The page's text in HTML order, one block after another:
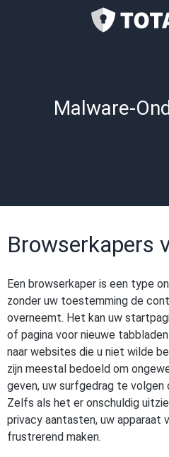
Malware-
Browserkapers
Een browserkaper is een type
zonder uw toestemming de
overneemt. Het kan uw
of pagina voor nieuwe
naar websites die u niet wilde
zijn meestal bedoeld om
geven, uw surfgedrag te
Zelfs als het er onschuldig
privacy aantasten, uw apparaat
frustrerend maken.